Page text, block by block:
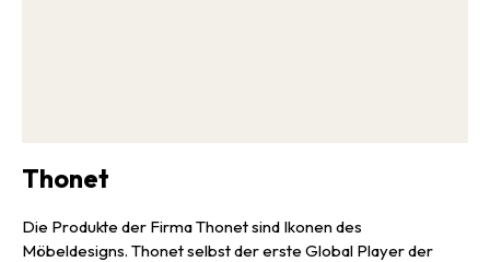
Thonet
Die Produkte der Firma Thonet sind Ikonen des
Möbeldesigns. Thonet selbst der erste Global Player der